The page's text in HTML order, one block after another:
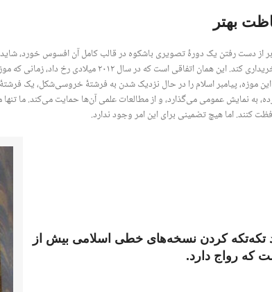
بهتر
از دست رفتن یک دورۀ تصویری باشکوه در قالب کامل آن افسوس خورد،
دارد، این برگ‌ها را خریداری کند. این همان
موزه، پیامبر اسلام را در حال نزدیک شدن به فرشتۀ خروسی‌شکل، یک
به نمایش عمومی می‌گذارد، و از مطالعات علمی آن‌ها حمایت می‌کند. ما
کنند. اما هیچ تضمینی برای این امر وجود ندارد.
تکه‌تکه کردن نسخه‌های خطی اسلامی بیش از
که رواج دارد.